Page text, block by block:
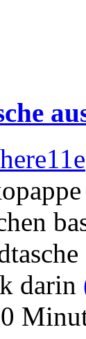
darin